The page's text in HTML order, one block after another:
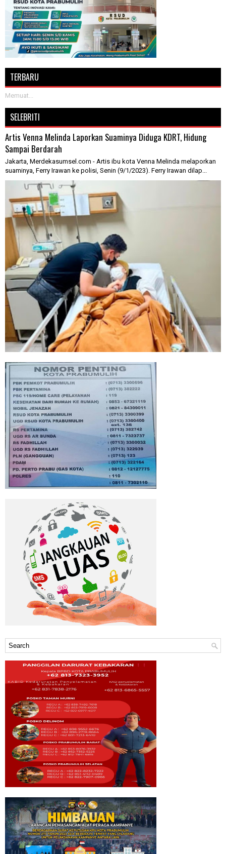
TERBARU
Memuat...
SELEBRITI
Artis Venna Melinda Laporkan Suaminya Diduga KDRT, Hidung
Sampai Berdarah
Jakarta, Merdekasumsel.com - Artis ibu kota Venna Melinda melaporkan
suaminya, Ferry Irawan ke polisi, Senin (9/1/2023). Ferry Irawan dilap...